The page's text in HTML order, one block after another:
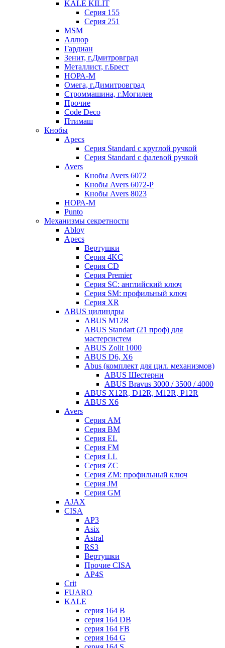
KALE KILIT
Серия 155
Серия 251
MSM
Аллюр
Гардиан
Зенит, г.Дмитровград
Металлист, г.Брест
НОРА-М
Омега, г.Димитровград
Строммашина, г.Могилев
Прочие
Code Deco
Птимаш
Кнобы
Apecs
Серия Standard с круглой ручкой
Серия Standard с фалевой ручкой
Avers
Кнобы Avers 6072
Кнобы Avers 6072-P
Кнобы Avers 8023
НОРА-М
Punto
Механизмы секретности
Abloy
Apecs
Вертушки
Серия 4KC
Серия CD
Серия Premier
Серия SC: английский ключ
Серия SM: профильный ключ
Серия XR
ABUS цилиндры
ABUS M12R
ABUS Standart (21 проф) для
мастерсистем
ABUS Zolit 1000
ABUS D6, X6
Abus (комплект для цил. механизмов)
ABUS Шестерни
ABUS Bravus 3000 / 3500 / 4000
ABUS X12R, D12R, M12R, P12R
ABUS X6
Avers
Серия AM
Серия BM
Серия EL
Серия FM
Серия LL
Серия ZC
Серия ZM: профильный ключ
Серия JM
Серия GM
AJAX
CISA
AP3
Asix
Astral
RS3
Вертушки
Прочие CISA
AP4S
Crit
FUARO
KALE
серия 164 B
серия 164 DB
серия 164 FB
серия 164 G